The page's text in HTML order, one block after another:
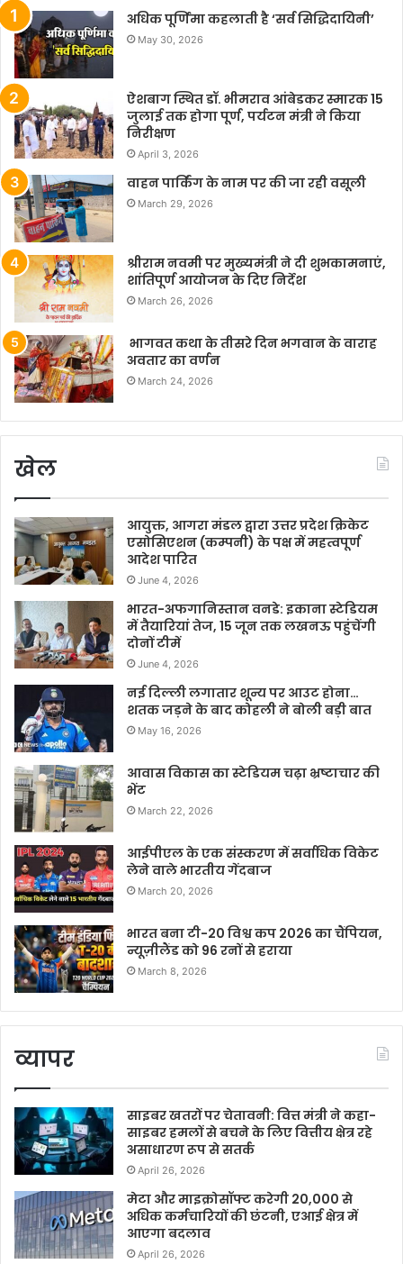
अधिक पूर्णिमा कहलाती है ‘सर्व सिद्धिदायिनी’
May 30, 2026
ऐशबाग स्थित डॉ. भीमराव आंबेडकर स्मारक 15
जुलाई तक होगा पूर्ण, पर्यटन मंत्री ने किया
निरीक्षण
April 3, 2026
वाहन पार्किंग के नाम पर की जा रही वसूली
March 29, 2026
श्रीराम नवमी पर मुख्यमंत्री ने दी शुभकामनाएं,
शांतिपूर्ण आयोजन के दिए निर्देश
March 26, 2026
भागवत कथा के तीसरे दिन भगवान के वाराह
अवतार का वर्णन
March 24, 2026
खेल
आयुक्त, आगरा मंडल द्वारा उत्तर प्रदेश क्रिकेट
एसोसिएशन (कम्पनी) के पक्ष में महत्वपूर्ण
आदेश पारित
June 4, 2026
भारत-अफगानिस्तान वनडे: इकाना स्टेडियम
में तैयारियां तेज, 15 जून तक लखनऊ पहुंचेंगी
दोनों टीमें
June 4, 2026
नई दिल्ली लगातार शून्य पर आउट होना…
शतक जड़ने के बाद कोहली ने बोली बड़ी बात
May 16, 2026
आवास विकास का स्टेडियम चढ़ा भ्रष्टाचार की
भेंट
March 22, 2026
आईपीएल के एक संस्करण में सर्वाधिक विकेट
लेने वाले भारतीय गेंदबाज
March 20, 2026
भारत बना टी-20 विश्व कप 2026 का चैंपियन,
न्यूज़ीलैंड को 96 रनों से हराया
March 8, 2026
व्यापर
साइबर खतरों पर चेतावनी: वित्त मंत्री ने कहा-
साइबर हमलों से बचने के लिए वित्तीय क्षेत्र रहे
असाधारण रूप से सतर्क
April 26, 2026
मेटा और माइक्रोसॉफ्ट करेगी 20,000 से
अधिक कर्मचारियों की छंटनी, एआई क्षेत्र में
आएगा बदलाव
April 26, 2026